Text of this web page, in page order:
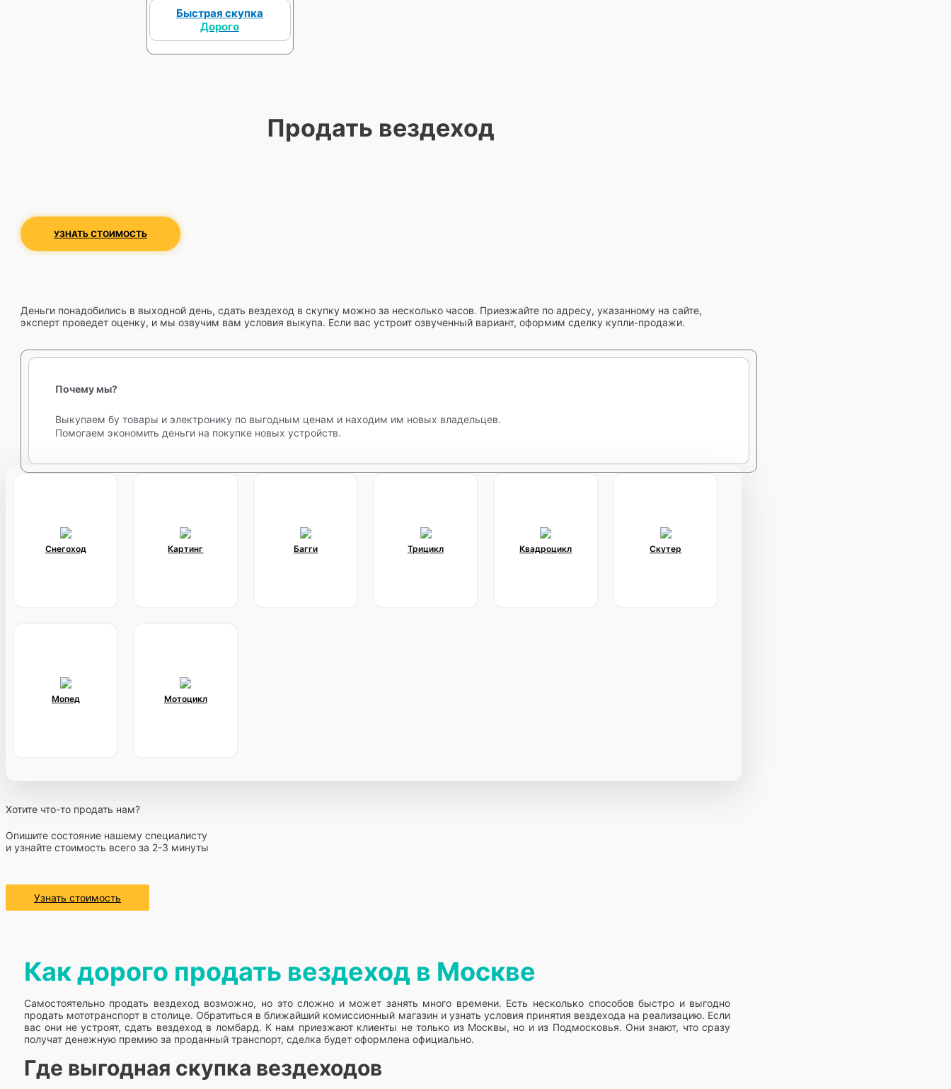
Быстрая скупка
Дорого
Продать вездеход
УЗНАТЬ СТОИМОСТЬ
Деньги понадобились в выходной день, сдать вездеход в скупку можно за несколько часов. Приезжайте по адресу, указанному на сайте,
эксперт проведет оценку, и мы озвучим вам условия выкупа. Если вас устроит озвученный вариант, оформим сделку купли-продажи.
Почему мы?
Выкупаем бу товары и электронику по выгодным ценам и находим им новых владельцев.
Помогаем экономить деньги на покупке новых устройств.
Снегоход Картинг Багги Трицикл Квадроцикл Скутер
Мопед Мотоцикл
Хотите что-то продать нам?
Опишите состояние нашему специалисту
и узнайте стоимость всего за 2-3 минуты
Узнать стоимость
Как дорого продать вездеход в Москве
Самостоятельно продать вездеход возможно, но это сложно и может занять много времени. Есть несколько способов быстро и выгодно
продать мототранспорт в столице. Обратиться в ближайший комиссионный магазин и узнать условия принятия вездехода на реализацию. Если
вас они не устроят, сдать вездеход в ломбард. К нам приезжают клиенты не только из Москвы, но и из Подмосковья. Они знают, что сразу
получат денежную премию за проданный транспорт, сделка будет оформлена официально.
Где выгодная скупка вездеходов